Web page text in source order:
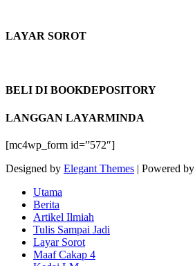
LAYAR SOROT
BELI DI BOOKDEPOSITORY
LANGGAN LAYARMINDA
[mc4wp_form id=”572″]
Designed by Elegant Themes | Powered by
Utama
Berita
Artikel Ilmiah
Tulis Sampai Jadi
Layar Sorot
Maaf Cakap 4